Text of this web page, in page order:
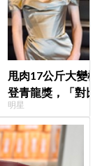
甩肉17公斤大變
登青龍獎，「對
為不同人
明星